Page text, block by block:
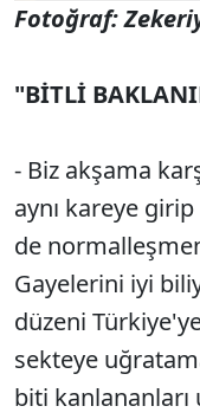
Fotoğraf:
"BİTLİ
- Biz akşama
aynı kareye
de
Gayelerini iyi
düzeni Türkiye'ye
sekteye
biti kanlananları